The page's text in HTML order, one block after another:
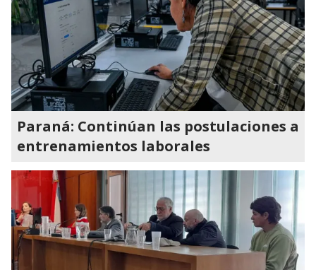
Paraná: Continúan las postulaciones a
entrenamientos laborales